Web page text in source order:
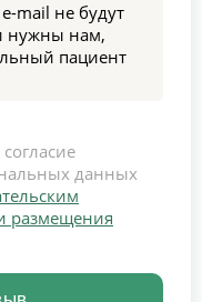
mail не будут
нужны нам,
пациент
данных
размещения